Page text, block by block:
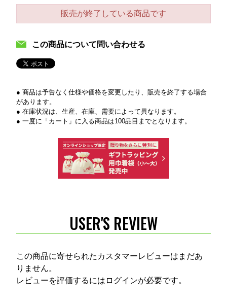
販売が終了している商品です
この商品について問い合わせる
● 商品は予告なく仕様や価格を変更したり、販売を終了する場合
があります。
● 在庫状況は、生産、在庫、需要によって異なります。
● 一度に「カート」に入る商品は100品目までとなります。
USER'S REVIEW
この商品に寄せられたカスタマーレビューはまだあ
りません。
レビューを評価するには ログインが必要です。